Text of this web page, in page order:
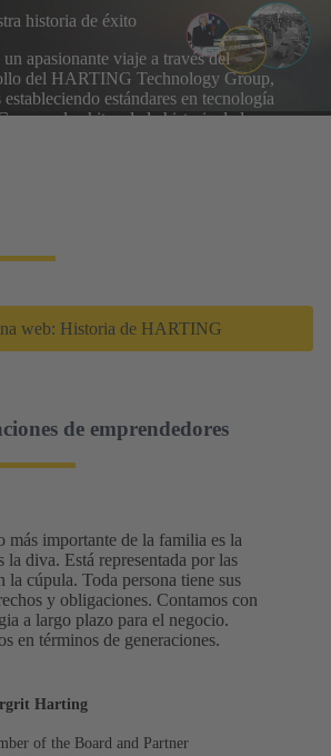
historia de éxito
apasionante viaje a través del
del HARTING Technology Group,
estándares en tecnología
los hitos de la historia de la
web: Historia de HARTING
de emprendedores
más importante de la familia es la
la diva. Está representada por las
la cúpula. Toda persona tiene sus
y obligaciones. Contamos con
a largo plazo para el negocio.
en términos de generaciones.
Harting
of the Board and Partner